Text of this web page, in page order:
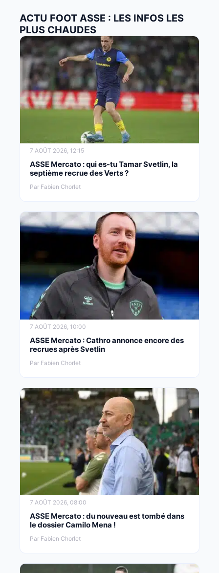
ACTU FOOT ASSE : LES INFOS LES
PLUS CHAUDES
7 AOÛT 2026, 12:15
ASSE Mercato : qui es-tu Tamar Svetlin, la
septième recrue des Verts ?
Par Fabien Chorlet
7 AOÛT 2026, 10:00
ASSE Mercato : Cathro annonce encore des
recrues après Svetlin
Par Fabien Chorlet
7 AOÛT 2026, 08:00
ASSE Mercato : du nouveau est tombé dans
le dossier Camilo Mena !
Par Fabien Chorlet